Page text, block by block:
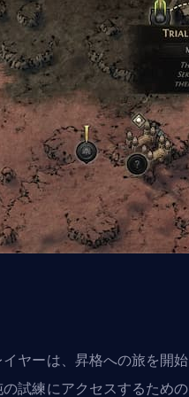
ヤーは、昇格への旅を開
試練にアクセスするため